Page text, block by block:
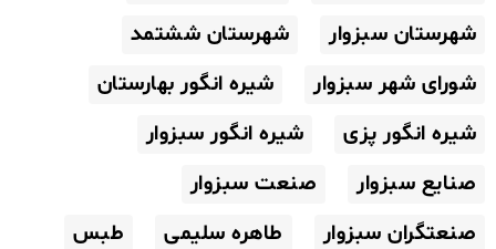
شهرستان سبزوار
شهرستان ششتمد
شورای شهر سبزوار
شیره انگور بهارستان
شیره انگور پزی
شیره انگور سبزوار
صنایع سبزوار
صنعت سبزوار
صنعتگران سبزوار
طاهره سلیمی
طبس